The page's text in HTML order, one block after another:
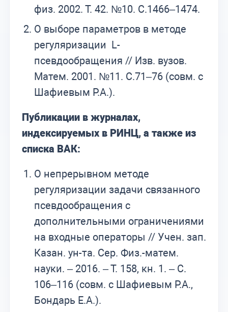
физ. 2002. Т. 42. №10. С.1466–1474.
О выборе параметров в методе
регуляризации L-
псевдообращения // Изв. вузов.
Матем. 2001. №11. С.71–76 (совм. с
Шафиевым Р.А.).
Публикации в журналах,
индексируемых в РИНЦ, а также из
списка ВАК:
О непрерывном методе
регуляризации задачи связанного
псевдообращения с
дополнительными ограничениями
на входные операторы // Учен. зап.
Казан. ун-та. Сер. Физ.-матем.
науки. – 2016. – Т. 158, кн. 1. – С.
106–116 (совм. с Шафиевым Р.А.,
Бондарь Е.А.).